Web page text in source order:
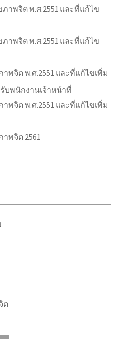
าพจิต พ.ศ.2551 และที่แก้ไข
าพจิต พ.ศ.2551 และที่แก้ไข
พจิต พ.ศ.2551 และที่แก้ไขเพิ่ม
รับพนักงานเจ้าหน้าที่
พจิต พ.ศ.2551 และที่แก้ไขเพิ่ม
พจิต 2561
ต